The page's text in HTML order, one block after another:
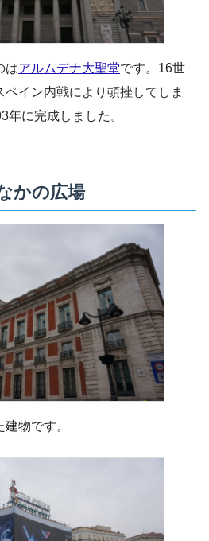
はアルムデナ大聖堂です。16世
イン内戦により頓挫してしま
年に完成しました。
かの広場
物です。